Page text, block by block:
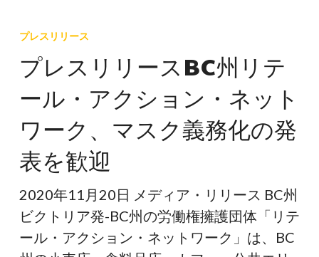
レ
リ
リ
ス
BC
リ
テ
ー
プレスリリース
プレスリリースBC州リテ
ール・アクション・ネット
ワーク、マスク義務化の発
表を歓迎
2020年11月20日 メディア・リリース BC州
ビクトリア発-BC州の労働権擁護団体「リテ
ール・アクション・ネットワーク」は、BC